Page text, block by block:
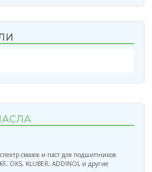
смазок и паст для подшипников
OKS, KLUBER, ADDINOL и другие